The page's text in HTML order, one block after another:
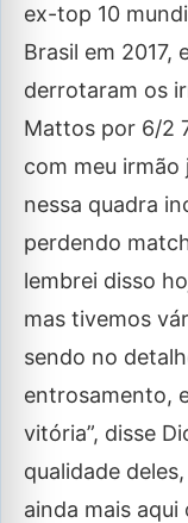
ex-top 10
Brasil em 2017,
derrotaram os
Mattos por 6/2
com meu
nessa quadra
perdendo
lembrei disso
mas tivemos
sendo no
entrosamento,
vitória”, disse
qualidade
ainda mais